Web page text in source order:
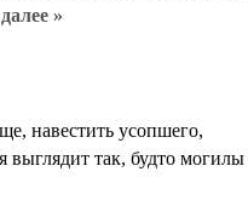
»
навестить усопшего,
выглядит так, будто могилы